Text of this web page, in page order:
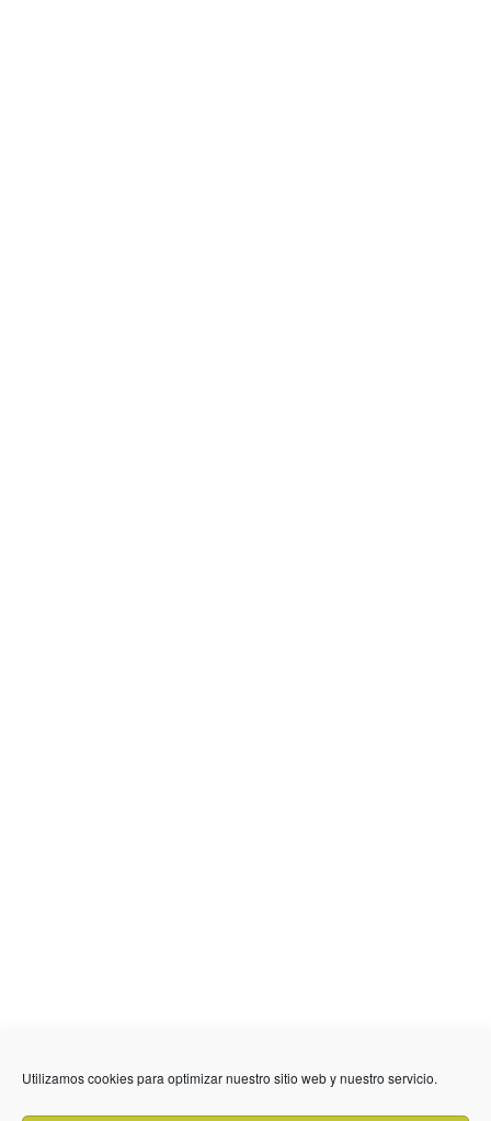
Utilizamos cookies para optimizar nuestro sitio web y nuestro servicio.
636 01 61 85
Fuente Palmera